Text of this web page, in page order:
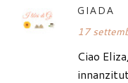
GIADA
17
Ciao